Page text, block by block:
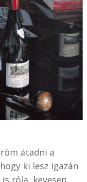
átadni a
ki lesz igazán